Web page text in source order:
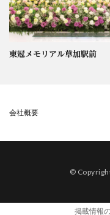
東冠メモリアル草加駅前
会社概要
©
掲載情報